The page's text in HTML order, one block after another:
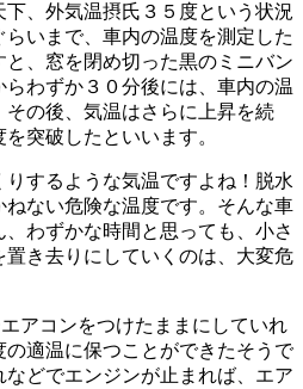
、外気温摂氏３５度という状況
いまで、車内の温度を測定した
、窓を閉め切った黒のミニバン
わずか３０分後には、車内の温
の後、気温はさらに上昇を続
突破したといいます。
するような気温ですよね！脱水
ない危険な温度です。そんな車
わずかな時間と思っても、小さ
き去りにしていくのは、大変危
アコンをつけたままにしていれ
適温に保つことができたそうで
どでエンジンが止まれば、エア